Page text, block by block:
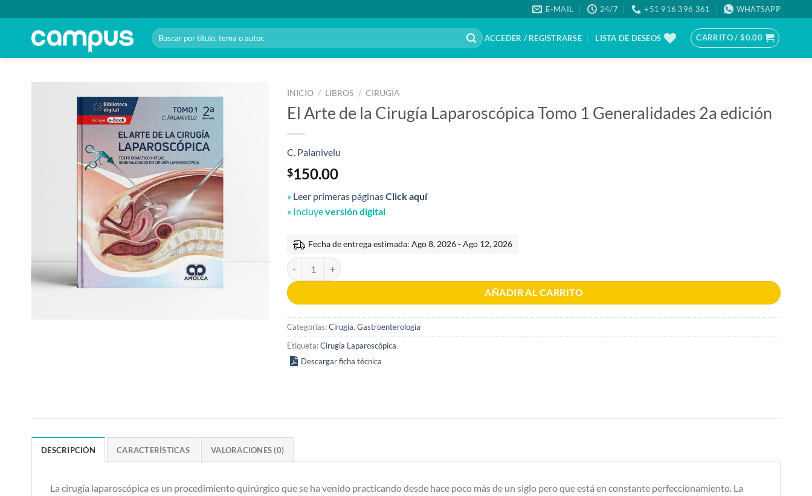
al
contenido
E-MAIL 24/7 +51 916 396 361 WHATSAPP
Buscar
por:
ACCEDER / REGISTRARSE LISTA DE DESEOS CARRITO /$0.00
INICIO / LIBROS / CIRUGÍA
El Arte de la Cirugía Laparoscópica Tomo 1 Generalidades 2a edición
C. Palanivelu
$150.00
» Leer primeras páginasClick aquí
» Incluyeversión digital
Fecha de entrega estimada: Ago 8, 2026 - Ago 12, 2026
El Arte de la Cirugía Laparoscópica Tomo 1 Generalidades 2a edición cantidad
AÑADIR AL CARRITO
Categorías:Cirugía,Gastroenterología
Etiqueta:Cirugía Laparoscópica
Descargar ficha técnica
DESCRIPCIÓN CARACTERÍSTICAS VALORACIONES (0)
La cirugía laparoscópica es un procedimiento quirúrgico que se ha venido practicando desde hace poco más de un siglo pero que está en constante perfeccionamiento. La